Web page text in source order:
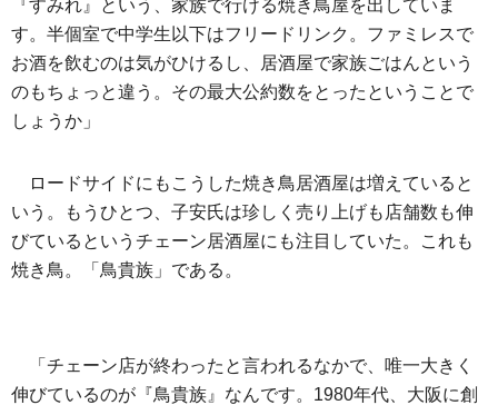
『すみれ』という、家族で行ける焼き鳥屋を出していま
す。半個室で中学生以下はフリードリンク。ファミレスで
お酒を飲むのは気がひけるし、居酒屋で家族ごはんという
のもちょっと違う。その最大公約数をとったということで
しょうか」
ロードサイドにもこうした焼き鳥居酒屋は増えていると
いう。もうひとつ、子安氏は珍しく売り上げも店舗数も伸
びているというチェーン居酒屋にも注目していた。これも
焼き鳥。「鳥貴族」である。
「チェーン店が終わったと言われるなかで、唯一大きく
伸びているのが『鳥貴族』なんです。1980年代、大阪に創